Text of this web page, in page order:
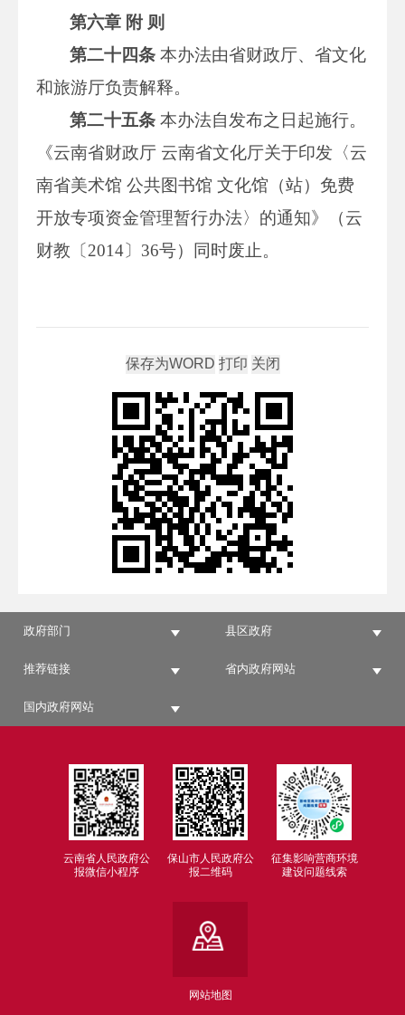
第六章 附 则
第二十四条 本办法由省财政厅、省文化
和旅游厅负责解释。
第二十五条本办法自发布之日起施行。
《云南省财政厅 云南省文化厅关于印发〈云
南省美术馆 公共图书馆 文化馆（站）免费
开放专项资金管理暂行办法〉的通知》（云
财教〔2014〕36号）同时废止。
政府部门 县区政府
推荐链接 省内政府网站
国内政府网站
云南省人民政府公
报微信小程序
保山市人民政府公
报二维码
征集影响营商环境
建设问题线索
网站地图